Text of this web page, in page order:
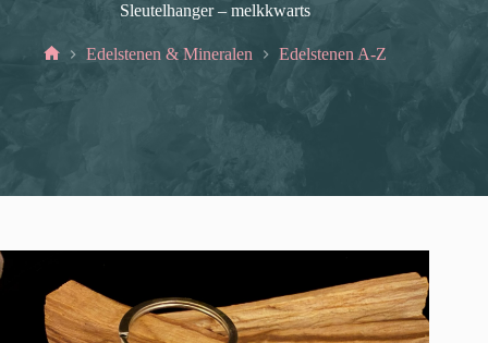
Sleutelhanger – melkkwarts
Edelstenen & Mineralen Edelstenen A-Z